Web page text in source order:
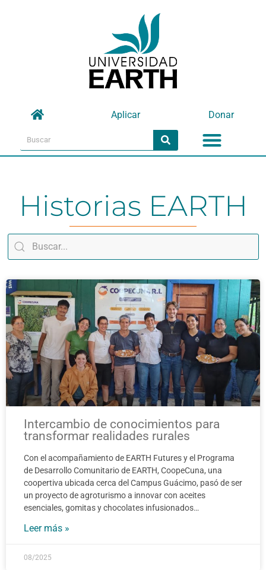
Aplicar Donar
Search Search Menu
Historias EARTH
Intercambio de conocimientos para
transformar realidades rurales
Con el acompañamiento de EARTH Futures y el Programa
de Desarrollo Comunitario de EARTH, CoopeCuna, una
coopertiva ubicada cerca del Campus Guácimo, pasó de ser
un proyecto de agroturismo a innovar con aceites
esenciales, gomitas y chocolates infusionados…
Leer más »
08/2025
PagePagePagePagePagePagePagePagePagePage